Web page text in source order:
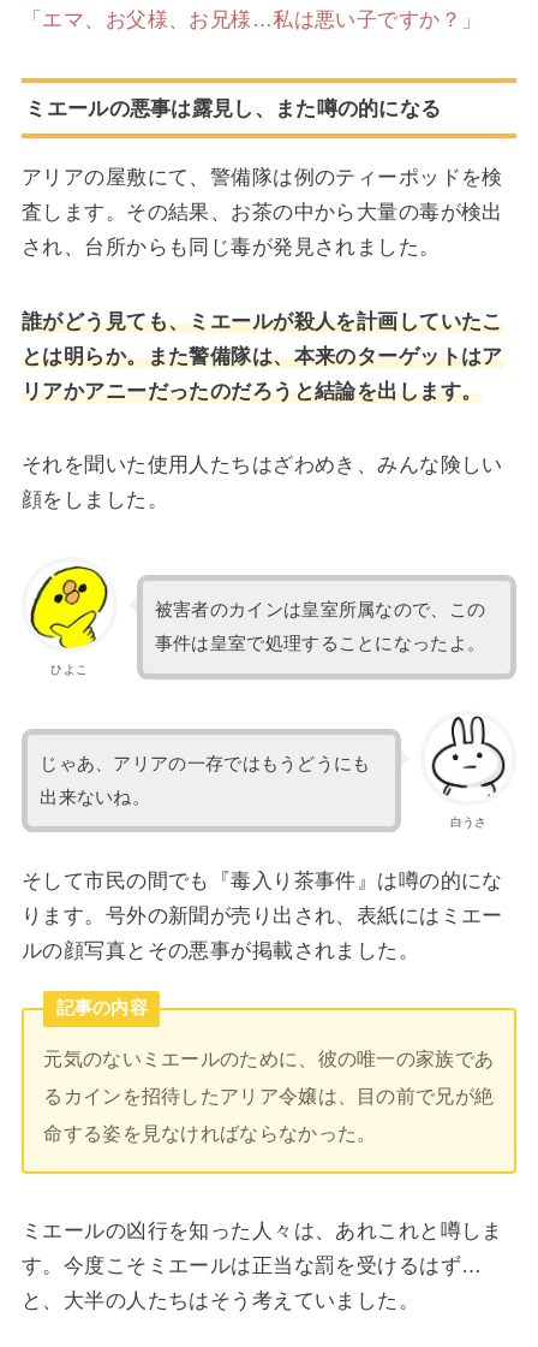
「エマ、お父様、お兄様…私は悪い子ですか？」
ミエールの悪事は露見し、また噂の的になる
アリアの屋敷にて、警備隊は例のティーポッドを検
査します。その結果、お茶の中から大量の毒が検出
され、台所からも同じ毒が発見されました。
誰がどう見ても、ミエールが殺人を計画していたこ
とは明らか。また警備隊は、本来のターゲットはア
リアかアニーだったのだろうと結論を出します。
それを聞いた使用人たちはざわめき、みんな険しい
顔をしました。
ひよこ
被害者のカインは皇室所属なので、この
事件は皇室で処理することになったよ。
白うさ
じゃあ、アリアの一存ではもうどうにも
出来ないね。
そして市民の間でも『毒入り茶事件』は噂の的にな
ります。号外の新聞が売り出され、表紙にはミエー
ルの顔写真とその悪事が掲載されました。
記事の内容
元気のないミエールのために、彼の唯一の家族であ
るカインを招待したアリア令嬢は、目の前で兄が絶
命する姿を見なければならなかった。
ミエールの凶行を知った人々は、あれこれと噂しま
す。今度こそミエールは正当な罰を受けるはず…
と、大半の人たちはそう考えていました。